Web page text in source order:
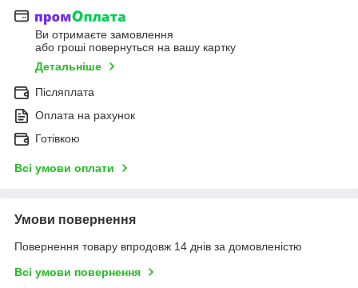
Ви отримаєте замовлення
або гроші повернуться на вашу картку
Детальніше
Післяплата
Оплата на рахунок
Готівкою
Всі умови оплати
Умови повернення
Повернення товару впродовж 14 днів за домовленістю
Всі умови повернення